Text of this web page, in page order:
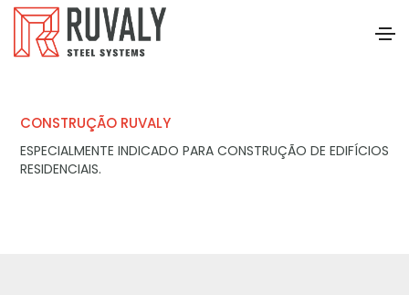
CONSTRUÇÃO RUVALY
ESPECIALMENTE INDICADO PARA CONSTRUÇÃO DE EDIFÍCIOS
RESIDENCIAIS.